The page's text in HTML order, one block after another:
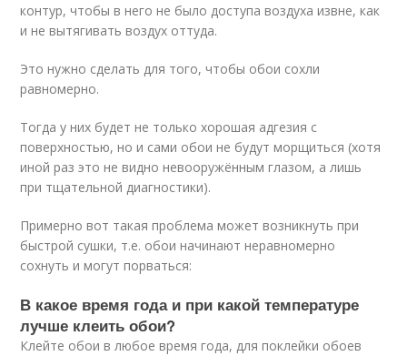
контур, чтобы в него не было доступа воздуха извне, как
и не вытягивать воздух оттуда.
Это нужно сделать для того, чтобы обои сохли
равномерно.
Тогда у них будет не только хорошая адгезия с
поверхностью, но и сами обои не будут морщиться (хотя
иной раз это не видно невооружённым глазом, а лишь
при тщательной диагностики).
Примерно вот такая проблема может возникнуть при
быстрой сушки, т.е. обои начинают неравномерно
сохнуть и могут порваться:
В какое время года и при какой температуре
лучше клеить обои?
Клейте обои в любое время года, для поклейки обоев